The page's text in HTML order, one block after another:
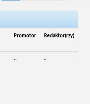
Promotor Redaktor(rzy)
- -